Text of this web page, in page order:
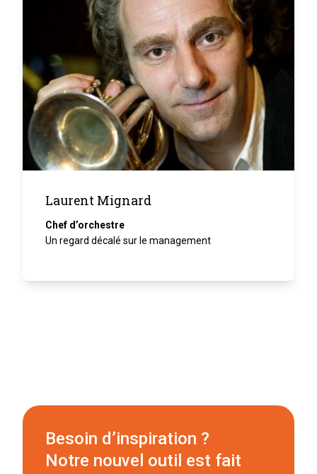
Laurent Mignard
Chef d’orchestre
Un regard décalé sur le management
Besoin d’inspiration ?
Notre nouvel outil est fait